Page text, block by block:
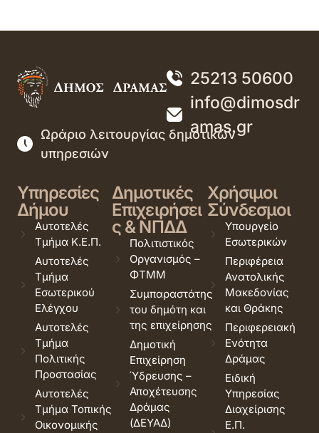
25213 50600
info@dimosdr
amas.gr
Ωράριο λειτουργίας δημοτικών
υπηρεσιών
Υπηρεσίες
Δήμου
Αυτοτελές
Τμήμα Κ.Ε.Π.
Αυτοτελές
Τμήμα
Εσωτερικού
Ελέγχου
Αυτοτελές
Τμήμα
Πολιτικής
Προστασίας
Αυτοτελές
Τμήμα Τοπικής
Οικονομικής
Δημοτικές
Επιχειρήσει
ς & ΝΠΔΔ
Πολιτιστικός
Οργανισμός –
ΦΤΜΜ
Συμπαραστάτης
του δημότη και
της επιχείρησης
Δημοτική
Επιχείρηση
Ύδρευσης –
Αποχέτευσης
Δράμας
(ΔΕΥΑΔ)
Χρήσιμοι
Σύνδεσμοι
Υπουργείο
Εσωτερικών
Περιφέρεια
Ανατολικής
Μακεδονίας
και Θράκης
Περιφερειακή
Ενότητα
Δράμας
Ειδική
Υπηρεσίας
Διαχείρισης
Ε.Π.